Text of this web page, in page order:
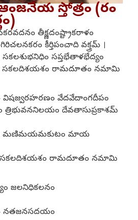
స్తోత్రం (రం
తీక్ష్ణదంష్ట్రాకరాళం
కీర్తిపంచాది వక్త్రమ్ ।
సప్తభేతాళభేద్యం
సకలదిశయశం రామదూతం నమామి
విషజ్వరహరణం వేదవేదాంగదీపం
త్రిభువననిలయం దేవతాసుప్రకాశమ్
మణిమయమకుటం మాయ
సకలదిశయశం రామదూతం నమామి
జలనిధికలనం
నతజనసదయం